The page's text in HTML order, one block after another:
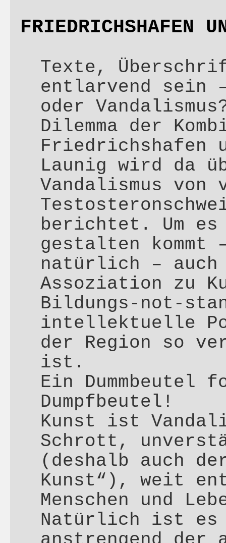
FRIEDRICHSHAFEN
Texte,
entlarvend sein
oder
Dilemma der
Friedrichshafen
Launig wird da
Vandalismus von
berichtet. Um
gestalten
natürlich –
Assoziation zu
Bildungs-not-
intellektuelle
der Region so
ist.
Ein Dummbeutel
Dumpfbeutel!
Kunst ist
Schrott,
(deshalb auch
Kunst“), weit
Menschen und
Natürlich ist es